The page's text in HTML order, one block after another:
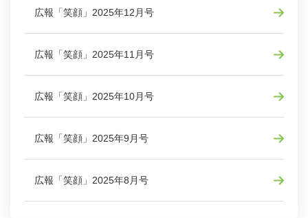
広報「笑顔」2025年12月号
広報「笑顔」2025年11月号
広報「笑顔」2025年10月号
広報「笑顔」2025年9月号
広報「笑顔」2025年8月号